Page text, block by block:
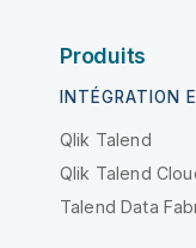
Produits
INTÉGRATION
Qlik Talend
Qlik Talend
Talend Data